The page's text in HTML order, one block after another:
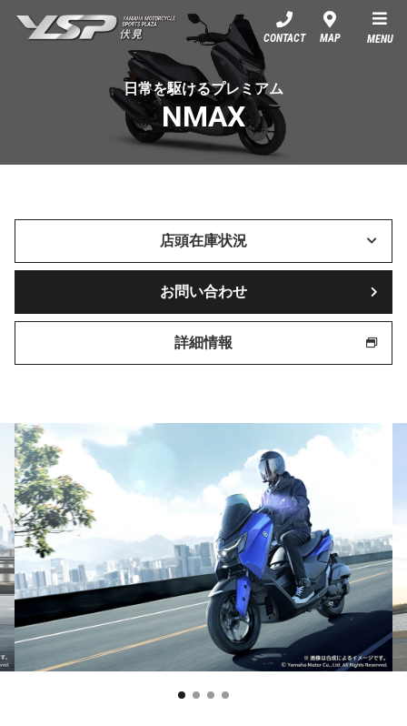
YSP伏見
CONTACT MAP MENU
日常を駆けるプレミアム
NMAX
店頭在庫状況
お問い合わせ
詳細情報